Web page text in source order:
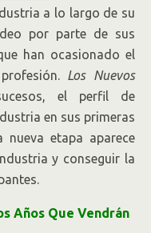
a lo largo de su
por parte de sus
han ocasionado el
Los Nuevos
el perfil de
en sus primeras
etapa aparece
y conseguir la
Años Que Vendrán